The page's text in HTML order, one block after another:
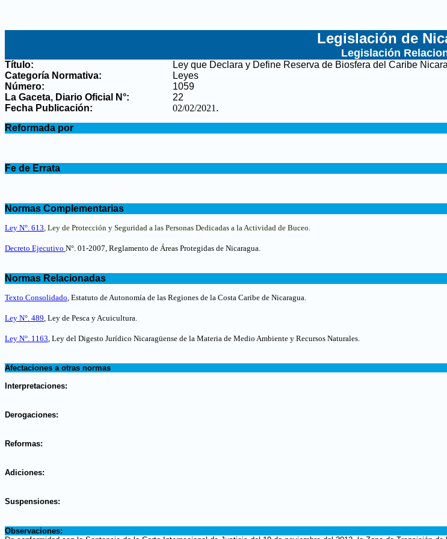
Legislación de
Legislación
Título: Ley que Declara y Define Reserva de Biosfera del Caribe
Categoría Normativa:
Leyes
Número:
1059
La Gaceta, Diario Oficial N°:
22
Fecha Publicación:
02/02/2021 .
Reformada por
Fe de Errata
Normas Complementarias
Ley N°. 613, Ley de Protección y Seguridad a las Personas Dedicadas a la Actividad de Buceo.
Decreto Ejecutivo N°. 01-2007, Reglamento de Áreas Protegidas de Nicaragua.
Normas Relacionadas
Texto Consolidado, Estatuto de Autonomía de las Regiones de la Costa Caribe de Nicaragua.
Ley N°. 489, Ley de Pesca y Acuicultura.
Ley N°. 1163, Ley del Digesto Jurídico Nicaragüense de la Materia de Medio Ambiente y Recursos Naturales.
Afectaciones a otras normas
Interpretaciones:
Derogaciones:
Reformas:
Adiciones:
Suspensiones:
Observaciones: